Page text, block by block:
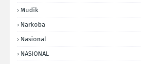
Mudik
Narkoba
Nasional
NASIONAL